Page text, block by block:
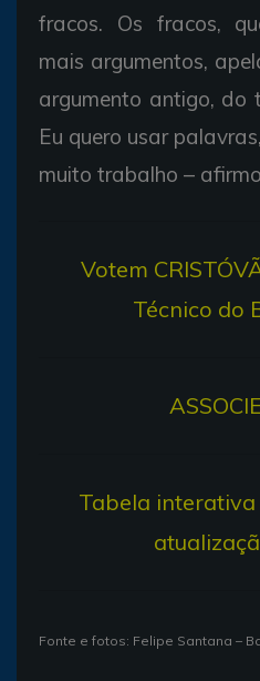
fracos. Os fracos,
mais argumentos,
argumento antigo, do
Eu quero usar
muito trabalho –
Votem
Técnico do
Tabela interativa
Fonte e fotos: Felipe Santana –